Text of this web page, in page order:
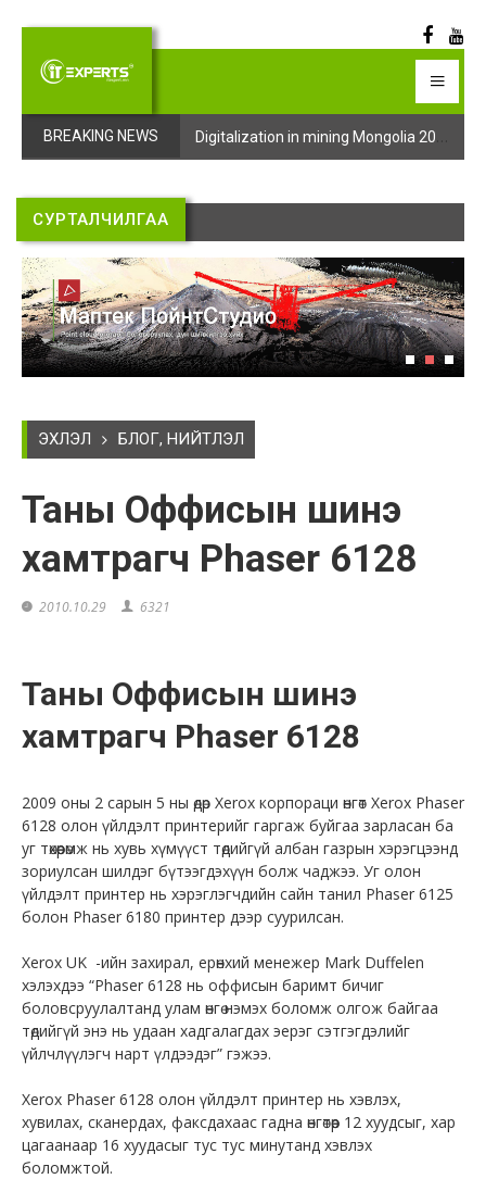
BREAKING NEWS
Digitalization in mining Mongolia 2025 арга хэмжээний бүртгэл эхэллээ Digitalization in mining Mongolia 2025 арга хэмжээний бүртгэл эхэллээ
СУРТАЛЧИЛГАА
ЭХЛЭЛ БЛОГ, НИЙТЛЭЛ
Таны Оффисын шинэ
хамтрагч Phaser 6128
2010.10.29 6321
Таны Оффисын шинэ
хамтрагч Phaser 6128
2009 оны 2 сарын 5 ны өдөр Xerox корпораци өнгөт Xerox Phaser
6128 олон үйлдэлт принтерийг гаргаж буйгаа зарласан ба
уг төхөөрөмж нь хувь хүмүүст төдийгүй албан газрын хэрэгцээнд
зориулсан шилдэг бүтээгдэхүүн болж чаджээ. Уг олон
үйлдэлт принтер нь хэрэглэгчдийн сайн танил Phaser 6125
болон Phaser 6180 принтер дээр суурилсан.
Xerox UK -ийн захирал, ерөнхий менежер Mark Duffelen
хэлэхдээ “Phaser 6128 нь оффисын баримт бичиг
боловсруулалтанд улам өнгө нэмэх боломж олгож байгаа
төдийгүй энэ нь удаан хадгалагдах эерэг сэтгэгдэлийг
үйлчлүүлэгч нарт үлдээдэг” гэжээ.
Xerox Phaser 6128 олон үйлдэлт принтер нь хэвлэх,
хувилах, сканердах, факсдахаас гадна өнгөтөөр 12 хуудсыг, хар
цагаанаар 16 хуудасыг тус тус минутанд хэвлэх
боломжтой.